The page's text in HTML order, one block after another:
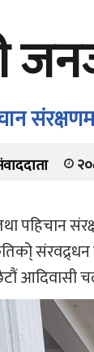
पहिचान
संरवद्र्धन
आदिवासी